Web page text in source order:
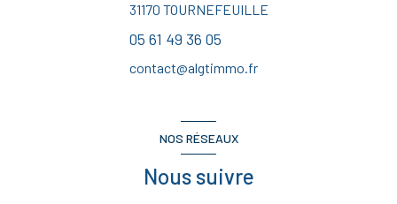
31170 TOURNEFEUILLE
05 61 49 36 05
contact@algtimmo.fr
NOS RÉSEAUX
Nous suivre